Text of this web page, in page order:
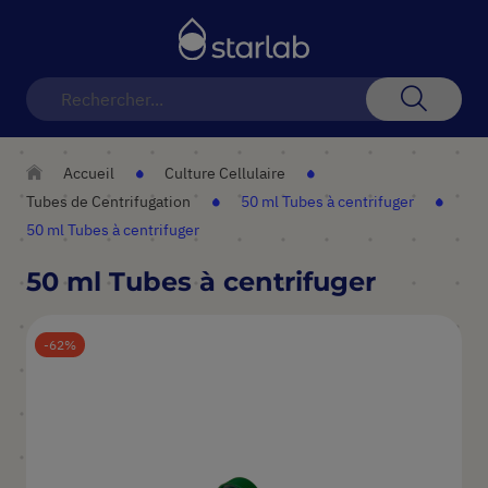
Accueil
Culture Cellulaire
Tubes de Centrifugation
50 ml Tubes à centrifuger
50 ml Tubes à centrifuger
50 ml Tubes à centrifuger
Skip
62